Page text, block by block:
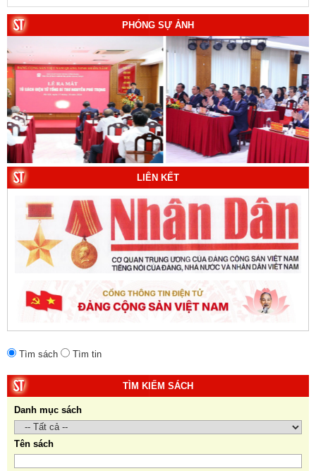
10. Một vành đai, một con đường: Hành trình dài của
Trung Quốc đến năm 2049 (Sách tham khảo).
Michael H. Glantz, Robert J. Ross và Gavin G.
Daugherty (Đồng tác giả).
PHÓNG SỰ ẢNH
LIÊN KẾT
Tìm sách Tìm tin
TÌM KIẾM SÁCH
Danh mục sách
Tên sách